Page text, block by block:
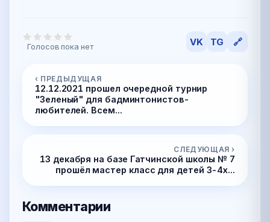
Голосов пока нет VK TG 🔗
‹ ПРЕДЫДУЩАЯ
12.12.2021 прошел очередной турнир
"Зеленый" для бадминтонистов-
любителей. Всем...
СЛЕДУЮЩАЯ ›
13 декабря на базе Гатчинской школы № 7
прошёл мастер класс для детей 3-4х...
Комментарии